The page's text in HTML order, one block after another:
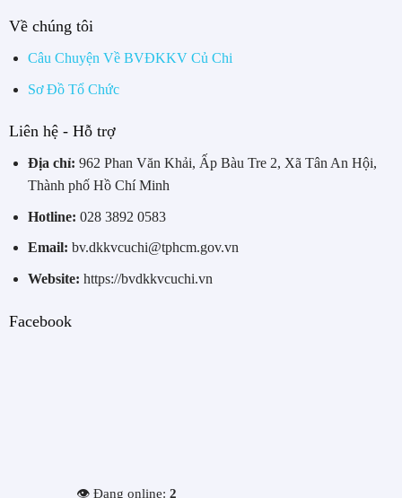
Về chúng tôi
Câu Chuyện Về BVĐKKV Củ Chi
Sơ Đồ Tổ Chức
Liên hệ - Hỗ trợ
Địa chỉ: 962 Phan Văn Khải, Ấp Bàu Tre 2, Xã Tân An Hội,
Thành phố Hồ Chí Minh
Hotline: 028 3892 0583
Email: bv.dkkvcuchi@tphcm.gov.vn
Website: https://bvdkkvcuchi.vn
Facebook
👁️ Đang online: 2